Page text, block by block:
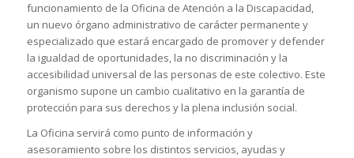
funcionamiento de la Oficina de Atención a la Discapacidad,
un nuevo órgano administrativo de carácter permanente y
especializado que estará encargado de promover y defender
la igualdad de oportunidades, la no discriminación y la
accesibilidad universal de las personas de este colectivo. Este
organismo supone un cambio cualitativo en la garantía de
protección para sus derechos y la plena inclusión social.
La Oficina servirá como punto de información y
asesoramiento sobre los distintos servicios, ayudas y